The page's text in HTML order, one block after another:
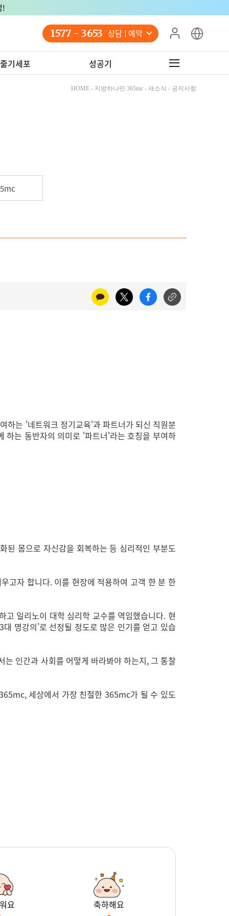
!
1577 - 3653 상담 예약
기세포 성공기
HOME - 지방하나만 365mc - 새소식 - 공지사항
하는 '네트워크 정기교육'과 파트너가 되신 직원분
하는 동반자의 의미로 '파트너'라는 호칭을 부여하
된 몸으로 자신감을 회복하는 등 심리적인 부분도
고자 합니다. 이를 현장에 적용하여 고객 한 분 한
일리노이 대학 심리학 교수를 역임했습니다. 현
명강의’로 선정될 정도로 많은 인기를 얻고 있습
인간과 사회를 어떻게 바라봐야 하는지, 그 통찰
세상에서 가장 친절한 365mc가 될 수 있도
요
축하해요